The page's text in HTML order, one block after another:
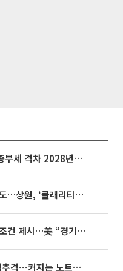
종부세 개편에도…1·3주택 종부세 격차 2028년부터 확대
미국, 가상자산 포괄 규제 속도…상원, ‘클래리티법’ 9월 절차투표 추진
이란, 미국에 호르무즈 합의 조건 제시…美 “경기 아직 안 끝나” [종합]
맥북 품은 삼성에 ‘중국산’ 맹추격⋯커지는 노트북 OLED 시장